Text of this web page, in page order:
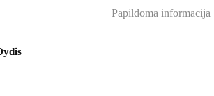
Papildoma informacija